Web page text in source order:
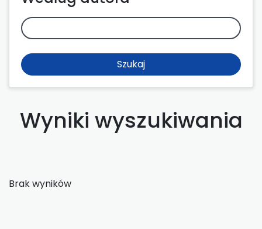
Szukaj
Wyniki wyszukiwania
Brak wyników